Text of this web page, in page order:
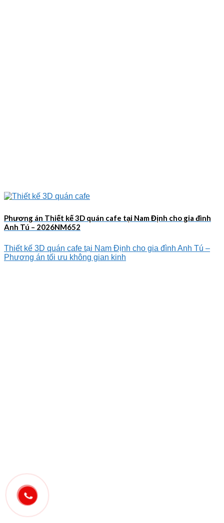
Phương án Thiết kế 3D quán cafe tại Nam Định cho gia đình
Anh Tú – 2026NM652
Thiết kế 3D quán cafe tại Nam Định cho gia đình Anh Tú –
Phương án tối ưu không gian kinh